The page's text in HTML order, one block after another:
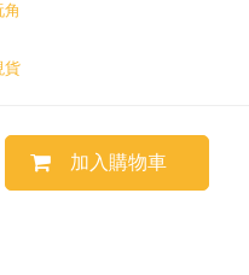
角
貨
加入購物車